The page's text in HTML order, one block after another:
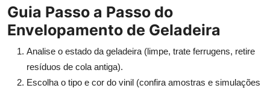
Guia Passo a Passo do
Envelopamento de Geladeira
Analise o estado da geladeira (limpe, trate ferrugens, retire
resíduos de cola antiga).
Escolha o tipo e cor do vinil (confira amostras e simulações